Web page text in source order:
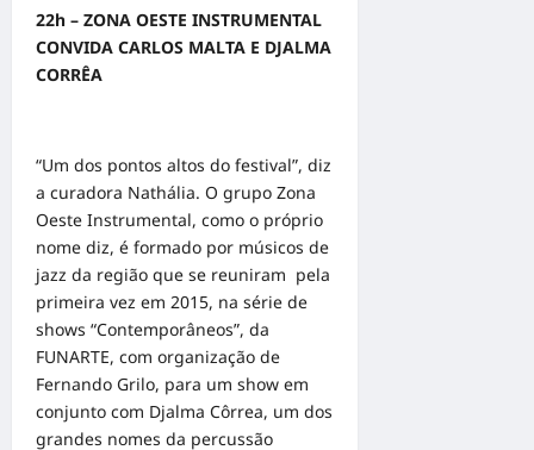
22h – ZONA OESTE INSTRUMENTAL
CONVIDA CARLOS MALTA E DJALMA
CORRÊA
“Um dos pontos altos do festival”, diz
a curadora Nathália. O grupo Zona
Oeste Instrumental, como o próprio
nome diz, é formado por músicos de
jazz da região que se reuniram pela
primeira vez em 2015, na série de
shows “Contemporâneos”, da
FUNARTE, com organização de
Fernando Grilo, para um show em
conjunto com Djalma Côrrea, um dos
grandes nomes da percussão